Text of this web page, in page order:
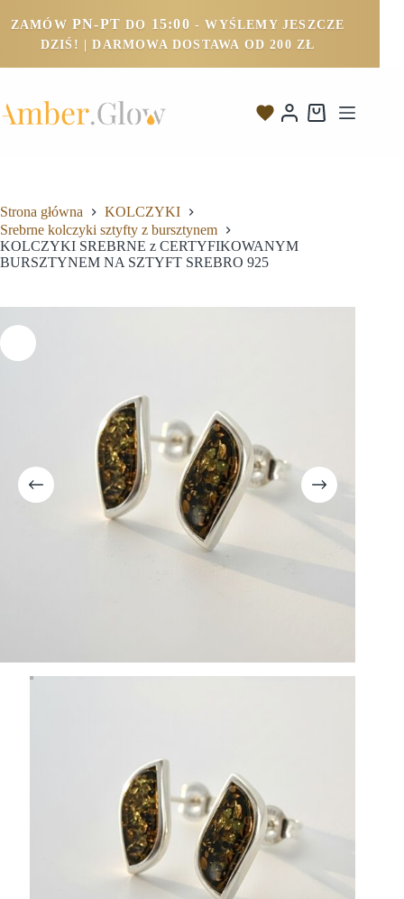
ZAMÓW PN-PT DO 15:00 - WYŚLEMY JESZCZE
DZIŚ! | DARMOWA DOSTAWA OD 200 ZŁ
Strona główna
KOLCZYKI
Srebrne kolczyki sztyfty z bursztynem
KOLCZYKI SREBRNE z CERTYFIKOWANYM
BURSZTYNEM NA SZTYFT SREBRO 925